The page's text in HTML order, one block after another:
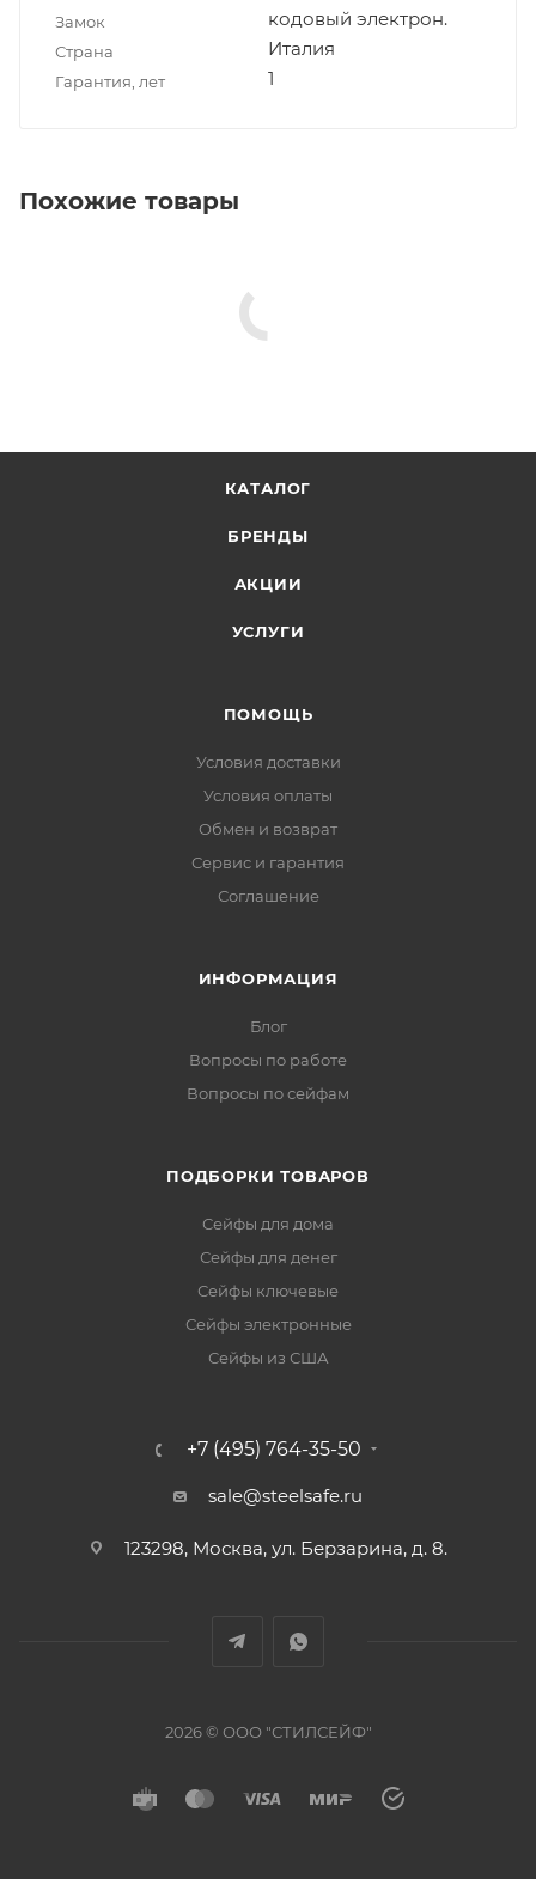
Замок кодовый электрон.
Страна Италия
Гарантия, лет 1
Похожие товары
КАТАЛОГ
БРЕНДЫ
АКЦИИ
УСЛУГИ
ПОМОЩЬ
Условия доставки
Условия оплаты
Обмен и возврат
Сервис и гарантия
Соглашение
ИНФОРМАЦИЯ
Блог
Вопросы по работе
Вопросы по сейфам
ПОДБОРКИ ТОВАРОВ
Сейфы для дома
Сейфы для денег
Сейфы ключевые
Сейфы электронные
Сейфы из США
+7 (495) 764-35-50
sale@steelsafe.ru
123298, Москва, ул. Берзарина, д. 8.
2026 © ООО "СТИЛСЕЙФ"